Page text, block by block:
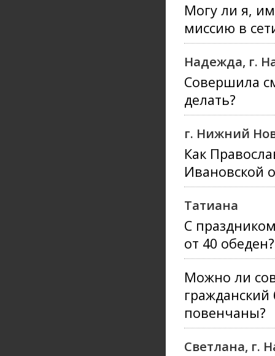
Могу ли я,
миссию в
Надежда, г.
Совершила
делать?
г. Нижний
Как
Ивановской
Татиана
С
от 40
Можно ли
гражданский
повенчаны?
Светлана, г.